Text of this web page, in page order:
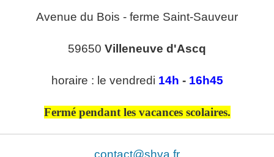
Avenue du Bois - ferme Saint-Sauveur
59650 Villeneuve d'Ascq
horaire : le vendredi 14h - 16h45
Fermé pendant les vacances scolaires.
contact@shva.fr